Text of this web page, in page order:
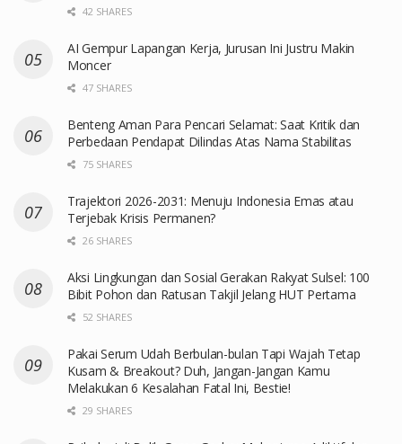
42 SHARES
AI Gempur Lapangan Kerja, Jurusan Ini Justru Makin
Moncer
47 SHARES
Benteng Aman Para Pencari Selamat: Saat Kritik dan
Perbedaan Pendapat Dilindas Atas Nama Stabilitas
75 SHARES
Trajektori 2026-2031: Menuju Indonesia Emas atau
Terjebak Krisis Permanen?
26 SHARES
Aksi Lingkungan dan Sosial Gerakan Rakyat Sulsel: 100
Bibit Pohon dan Ratusan Takjil Jelang HUT Pertama
52 SHARES
Pakai Serum Udah Berbulan-bulan Tapi Wajah Tetap
Kusam & Breakout? Duh, Jangan-Jangan Kamu
Melakukan 6 Kesalahan Fatal Ini, Bestie!
29 SHARES